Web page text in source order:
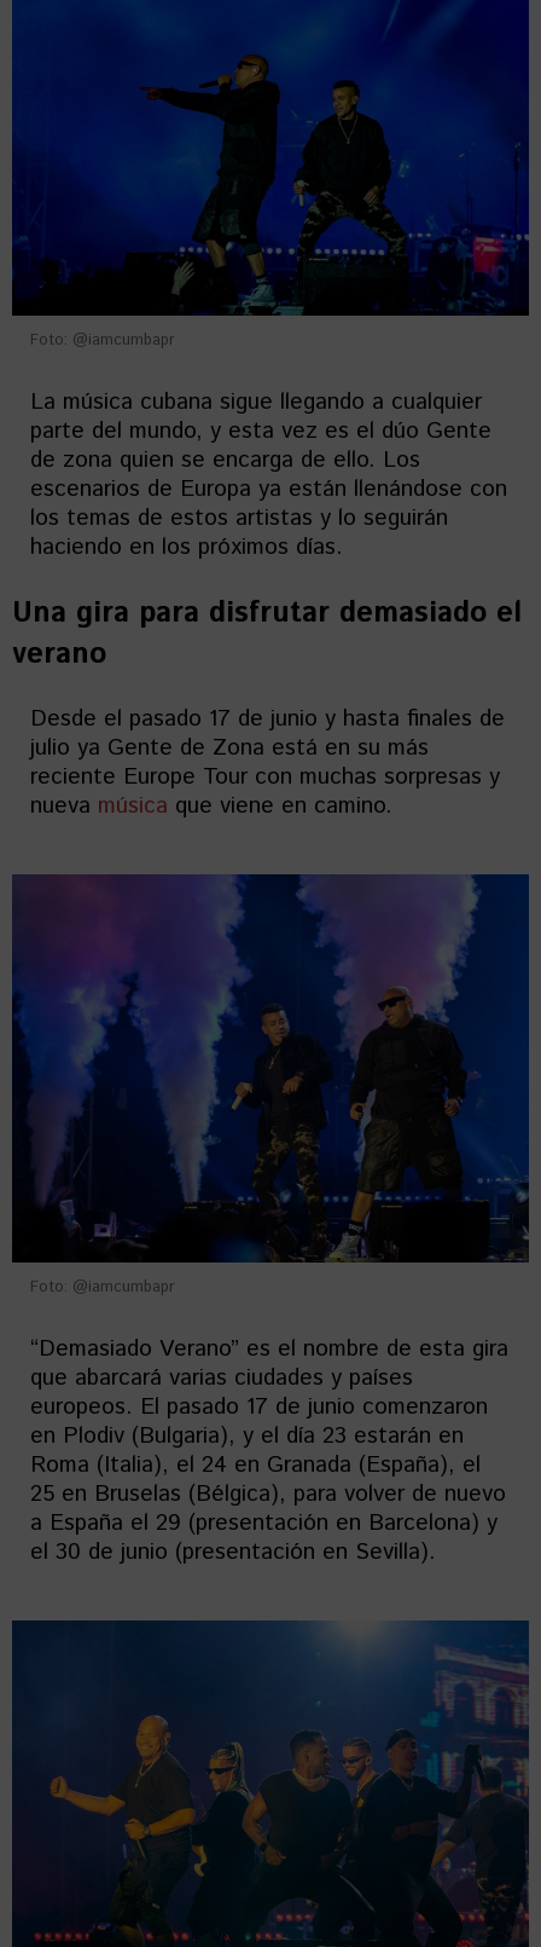
Foto: @iamcumbapr
La música cubana sigue llegando a cualquier
parte del mundo, y esta vez es el dúo Gente
de zona quien se encarga de ello. Los
escenarios de Europa ya están llenándose con
los temas de estos artistas y lo seguirán
haciendo en los próximos días.
Una gira para disfrutar demasiado el
verano
Desde el pasado 17 de junio y hasta finales de
julio ya Gente de Zona está en su más
reciente Europe Tour con muchas sorpresas y
nueva música que viene en camino.
Foto: @iamcumbapr
“Demasiado Verano” es el nombre de esta gira
que abarcará varias ciudades y países
europeos. El pasado 17 de junio comenzaron
en Plodiv (Bulgaria), y el día 23 estarán en
Roma (Italia), el 24 en Granada (España), el
25 en Bruselas (Bélgica), para volver de nuevo
a España el 29 (presentación en Barcelona) y
el 30 de junio (presentación en Sevilla).